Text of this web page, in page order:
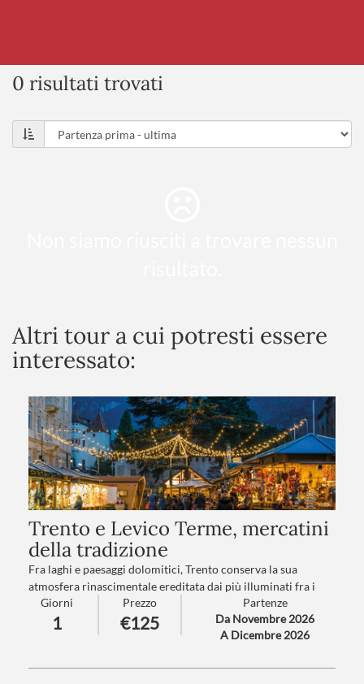
0 risultati trovati
Altri tour a cui potresti essere
interessato:
Trento e Levico Terme, mercatini
della tradizione
Fra laghi e paesaggi dolomitici, Trento conserva la sua
atmosfera rinascimentale ereditata dai più illuminati fra i
Principi Vescovi.
Levico vi trasporterà in un mondo incantato grazie al suo
lago e ai suoi mercatini nel Parco delle Terme degli Asburgo…
Giorni
1
Prezzo
€125
Partenze
Da Novembre 2026
A Dicembre 2026